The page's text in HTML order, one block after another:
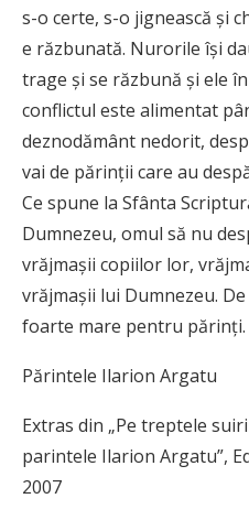
s-o certe, s-o jignească şi
e răzbunată. Nurorile îşi
trage şi se răzbună şi ele
conflictul este alimentat
deznodământ nedorit,
vai de părinţii care au
Ce spune la Sfânta
Dumnezeu, omul să nu
vrăjmaşii copiilor lor,
vrăjmaşii lui Dumnezeu. De
foarte mare pentru părinţi.
Părintele Ilarion Argatu
Extras din „Pe treptele
parintele Ilarion Argatu”,
2007